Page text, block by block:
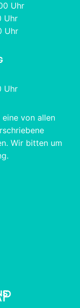
Uhr
Uhr
Uhr
Uhr
von allen
Wir bitten um